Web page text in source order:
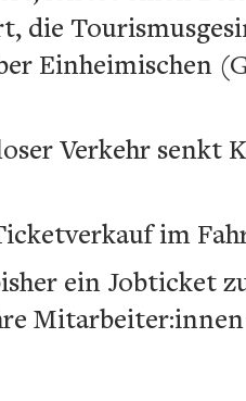
die
Einheimischen
Verkehr senkt
im
ein Jobticket
Mitarbeiter:innen